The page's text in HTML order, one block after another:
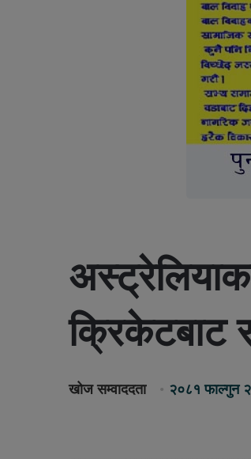
क्रिकेटबाट
खोज सम्वाददता २०८१ फाल्गुन